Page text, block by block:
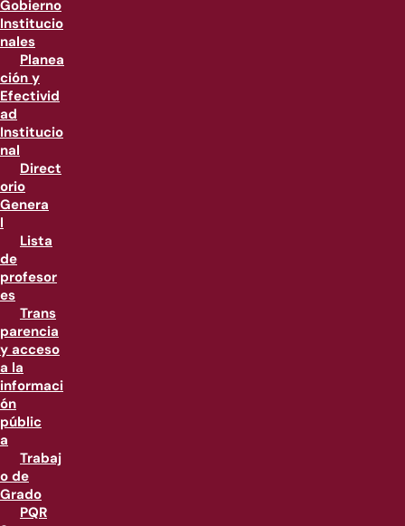
Gobierno
Institucio
nales
Planea
ción y
Efectivid
ad
Institucio
nal
Direct
orio
Genera
l
Lista
de
profesor
es
Trans
parencia
y acceso
a la
informaci
ón
públic
a
Trabaj
o de
Grado
PQR